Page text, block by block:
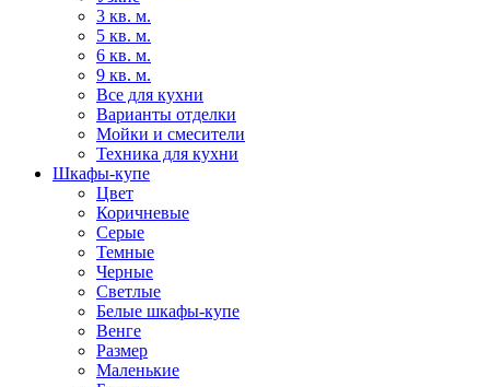
3 кв. м.
5 кв. м.
6 кв. м.
9 кв. м.
Все для кухни
Варианты отделки
Мойки и смесители
Техника для кухни
Шкафы-купе
Цвет
Коричневые
Серые
Темные
Черные
Светлые
Белые шкафы-купе
Венге
Размер
Маленькие